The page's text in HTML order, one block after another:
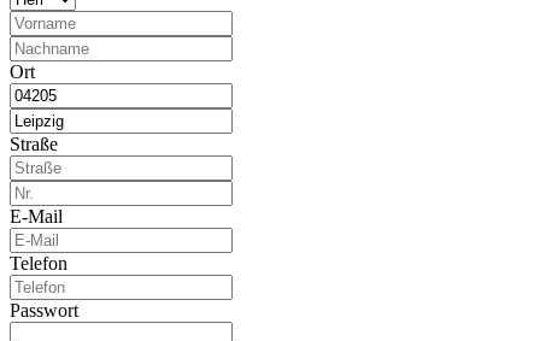
Ort
Straße
E-Mail
Telefon
Passwort